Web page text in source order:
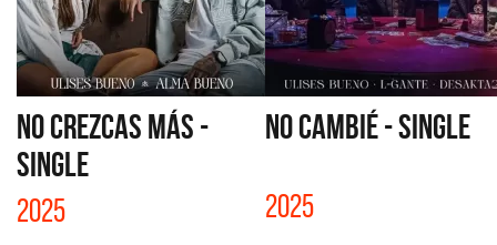
NO CREZCAS MÁS -
SINGLE
2025
NO CAMBIÉ - SINGLE
2025